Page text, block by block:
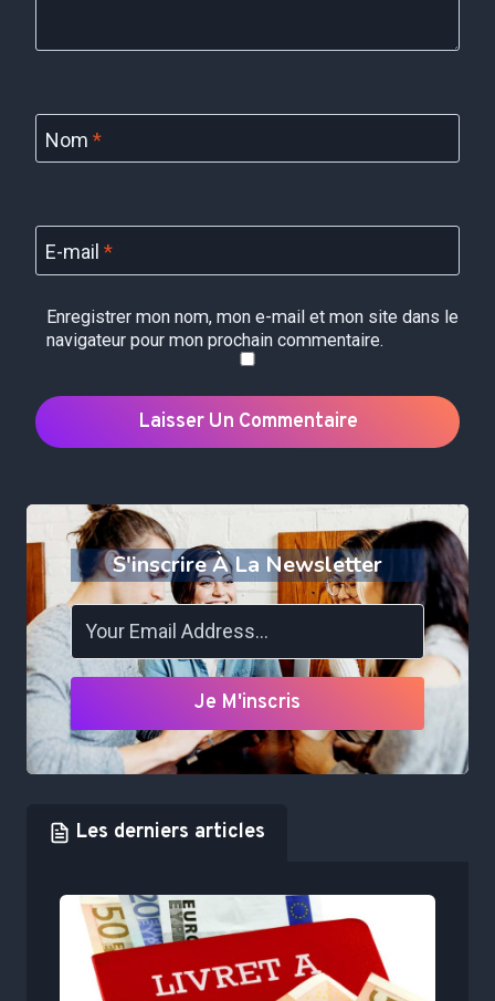
Nom *
E-mail *
Enregistrer mon nom, mon e-mail et mon site dans le
navigateur pour mon prochain commentaire.
S'inscrire À La Newsletter
Je M'inscris
Les derniers articles